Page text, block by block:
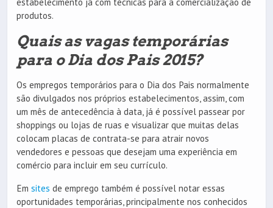
produtos.
Quais as vagas temporárias
para o Dia dos Pais 2015?
Os empregos temporários para o Dia dos Pais normalmente
são divulgados nos próprios estabelecimentos, assim, com
um mês de antecedência à data, já é possível passear por
shoppings ou lojas de ruas e visualizar que muitas delas
colocam placas de contrata-se para atrair novos
vendedores e pessoas que desejam uma experiência em
comércio para incluir em seu currículo.
Em sites de emprego também é possível notar essas
oportunidades temporárias, principalmente nos conhecidos